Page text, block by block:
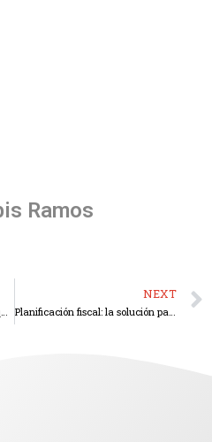
Ramos
NEXT